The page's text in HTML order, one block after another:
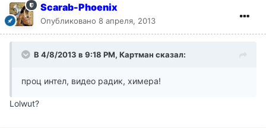
Scarab-Phoenix
Опубликовано 8 апреля, 2013
В 4/8/2013 в 9:18 PM, Картман сказал:
проц интел, видео радик, химера!
Lolwut?